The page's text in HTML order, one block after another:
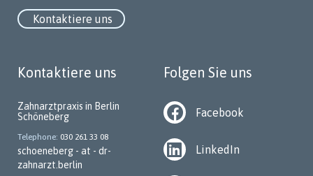
Kontaktiere uns
Kontaktiere uns
Zahnarztpraxis in Berlin
Schöneberg
Telephone 030 261 33 08
schoeneberg - at - dr-
zahnarzt.berlin
Folgen Sie uns
Facebook
LinkedIn